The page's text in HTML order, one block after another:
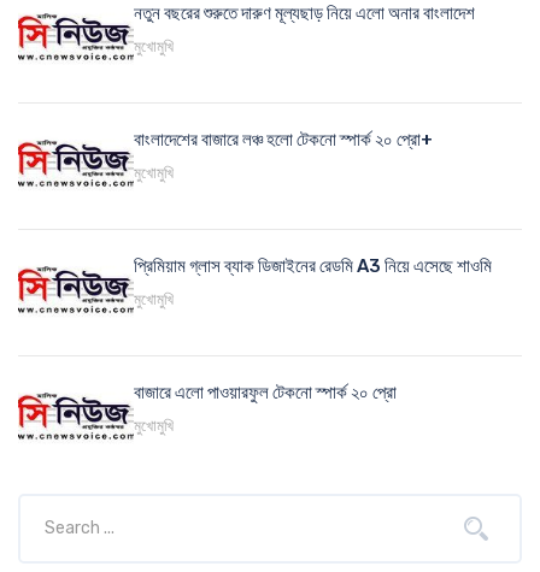
নতুন বছরের শুরুতে দারুণ মূল্যছাড় নিয়ে এলো অনার বাংলাদেশ
মুখোমুখি
বাংলাদেশের বাজারে লঞ্চ হলো টেকনো স্পার্ক ২০ প্রো+
মুখোমুখি
প্রিমিয়াম গ্লাস ব্যাক ডিজাইনের রেডমি A3 নিয়ে এসেছে শাওমি
মুখোমুখি
বাজারে এলো পাওয়ারফুল টেকনো স্পার্ক ২০ প্রো
মুখোমুখি